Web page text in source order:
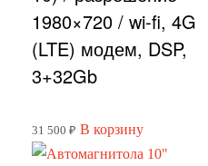
1980×720 / wi-fi, 4G
(LTE) модем, DSP,
3+32Gb
31 500 ₽ В корзину